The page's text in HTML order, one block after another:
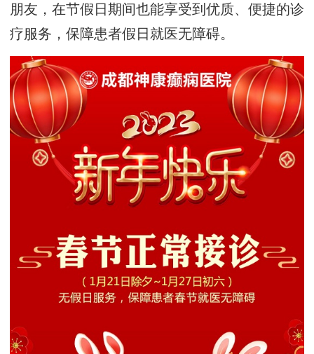
朋友，在节假日期间也能享受到优质、便捷的诊
疗服务，保障患者假日就医无障碍。